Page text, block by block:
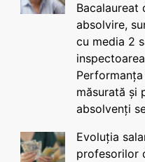
Bacalaureat
absolvire,
cu media 2
măsurată și
absolvenți
Evoluția
profesorilor